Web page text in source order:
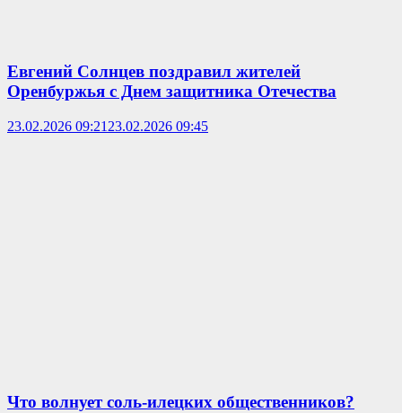
Евгений Солнцев поздравил жителей
Оренбуржья с Днем защитника Отечества
23.02.2026 09:21 23.02.2026 09:45
Что волнует соль-илецких общественников?